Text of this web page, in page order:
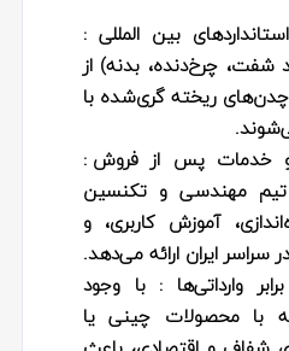
بین‌ المللی :
شفت، چرخ‌دنده، بدنه) از
ریخته‌ گری‌شده با
و خدمات پس از فروش :
مهندسی و تکنسین
آموزش کاربری، و
سراسر ایران ارائه می‌دهد.
وارداتی‌ها : با وجود
با محصولات چینی یا